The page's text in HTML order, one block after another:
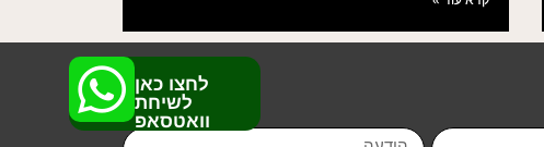
לחצו כאן
לשיחת
וואטסאפ